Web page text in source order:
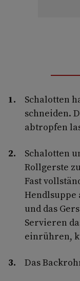
Schalotten
schneiden.
abtropfen
Schalotten
Rollgerste
Fast
Hendlsuppe
und das
Servieren
einrühren,
Das